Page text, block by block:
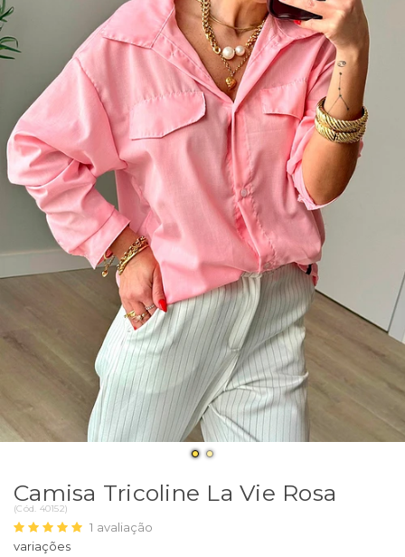
Camisa Tricoline La Vie Rosa
(Cód. 40152)
1 avaliação